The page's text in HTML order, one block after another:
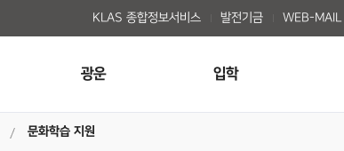
KLAS 종합정보서비스 발전기금 WEB-MAIL
광운 입학
문화학습 지원